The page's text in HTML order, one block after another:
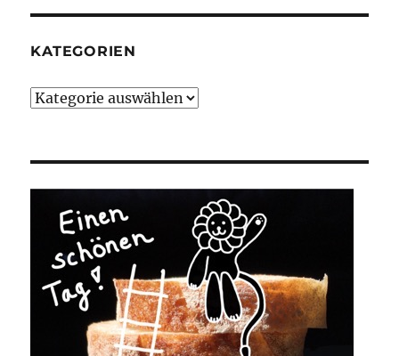
KATEGORIEN
Kategorien